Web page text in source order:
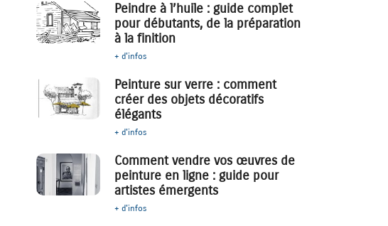
Peindre à l’huile : guide complet
pour débutants, de la préparation
à la finition
+ d'infos
Peinture sur verre : comment
créer des objets décoratifs
élégants
+ d'infos
Comment vendre vos œuvres de
peinture en ligne : guide pour
artistes émergents
+ d'infos